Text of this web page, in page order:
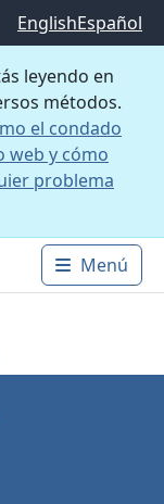
EnglishEspañol
leyendo en
métodos.
el condado
web y cómo
problema
Main
Menú